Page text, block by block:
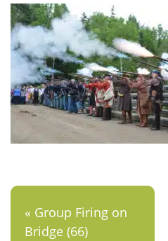
« Group Firing on
Bridge (66)